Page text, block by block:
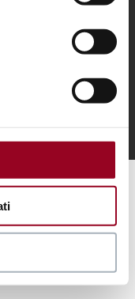
Giovanni Teatino